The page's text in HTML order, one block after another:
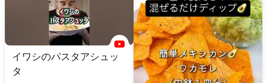
イワシのパスタアシュッ
タ